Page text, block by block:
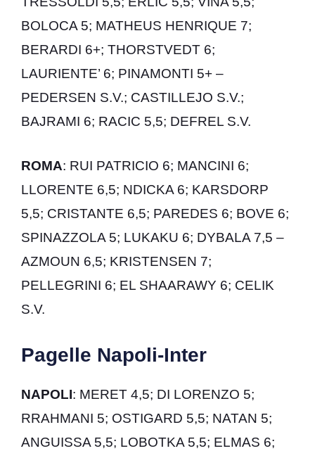
BOLOCA 5; MATHEUS HENRIQUE 7;
BERARDI 6+; THORSTVEDT 6;
LAURIENTE’ 6; PINAMONTI 5+ –
PEDERSEN S.V.; CASTILLEJO S.V.;
BAJRAMI 6; RACIC 5,5; DEFREL S.V.
ROMA: RUI PATRICIO 6; MANCINI 6;
LLORENTE 6,5; NDICKA 6; KARSDORP
5,5; CRISTANTE 6,5; PAREDES 6; BOVE 6;
SPINAZZOLA 5; LUKAKU 6; DYBALA 7,5 –
AZMOUN 6,5; KRISTENSEN 7;
PELLEGRINI 6; EL SHAARAWY 6; CELIK
S.V.
Pagelle Napoli-Inter
NAPOLI: MERET 4,5; DI LORENZO 5;
RRAHMANI 5; OSTIGARD 5,5; NATAN 5;
ANGUISSA 5,5; LOBOTKA 5,5; ELMAS 6;